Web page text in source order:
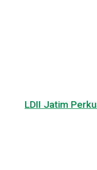
LDII Jatim